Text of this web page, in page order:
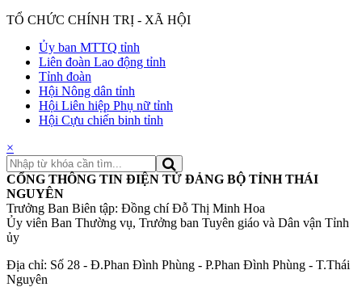
TỔ CHỨC CHÍNH TRỊ - XÃ HỘI
Ủy ban MTTQ tỉnh
Liên đoàn Lao động tỉnh
Tỉnh đoàn
Hội Nông dân tỉnh
Hội Liên hiệp Phụ nữ tỉnh
Hội Cựu chiến binh tỉnh
×
CỔNG THÔNG TIN ĐIỆN TỬ ĐẢNG BỘ TỈNH THÁI
NGUYÊN
Trưởng Ban Biên tập: Đồng chí Đỗ Thị Minh Hoa
Ủy viên Ban Thường vụ, Trưởng ban Tuyên giáo và Dân vận Tỉnh
ủy
Địa chỉ: Số 28 - Đ.Phan Đình Phùng - P.Phan Đình Phùng - T.Thái
Nguyên